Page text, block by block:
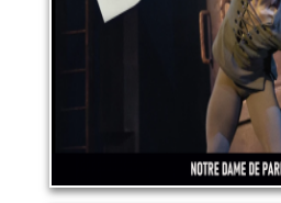
LIRE PLUS